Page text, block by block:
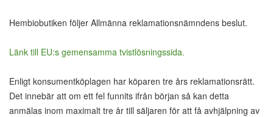
Hembiobutiken följer Allmänna reklamationsnämndens beslut.
Länk till EU:s gemensamma tvistlösningssida.
Enligt konsumentköplagen har köparen tre års reklamationsrätt.
Det innebär att om ett fel funnits ifrån början så kan detta
anmälas inom maximalt tre år till säljaren för att få avhjälpning av